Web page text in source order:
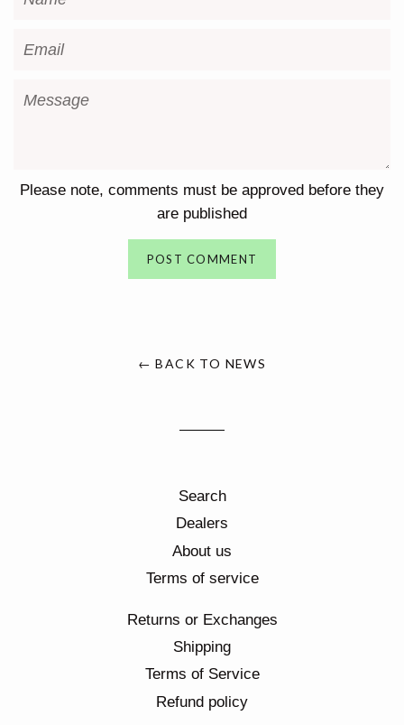
Email
Message
Please note, comments must be approved before they
are published
← BACK TO NEWS
Search
Dealers
About us
Terms of service
Returns or Exchanges
Shipping
Terms of Service
Refund policy